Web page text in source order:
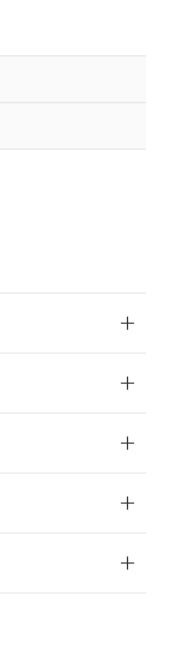
の取
ること
共同利
明書
ら備考
を完了
限
ま